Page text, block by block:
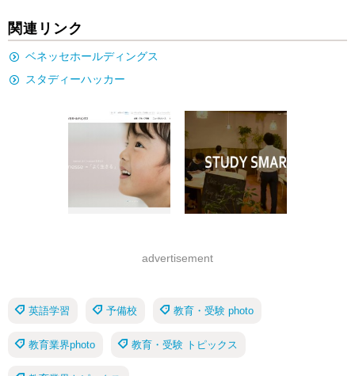
関連リンク
ベネッセホールディングス
スタディーハッカー
advertisement
英語学習 予備校 教育・受験 photo
教育業界photo 教育・受験 トピックス